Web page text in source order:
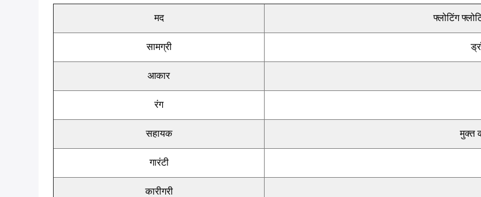
मद फ्लोटिंग
सामग्री
आकार
रंग
सहायक मुक्त
गारंटी
कारीगरी